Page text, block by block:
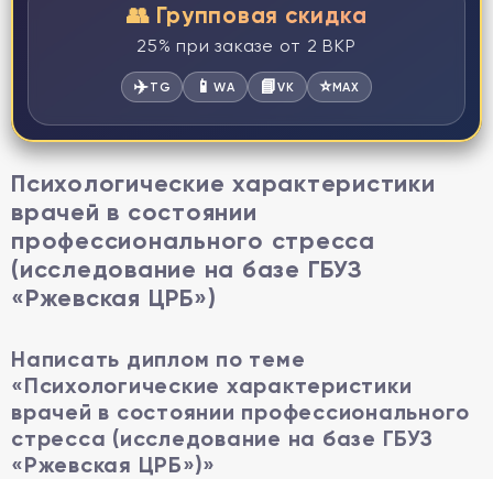
👥 Групповая скидка
25% при заказе от 2 ВКР
✈️TG 📱WA 📘VK ⭐MAX
Психологические характеристики
врачей в состоянии
профессионального стресса
(исследование на базе ГБУЗ
«Ржевская ЦРБ»)
Написать диплом по теме
«Психологические характеристики
врачей в состоянии профессионального
стресса (исследование на базе ГБУЗ
«Ржевская ЦРБ»)»